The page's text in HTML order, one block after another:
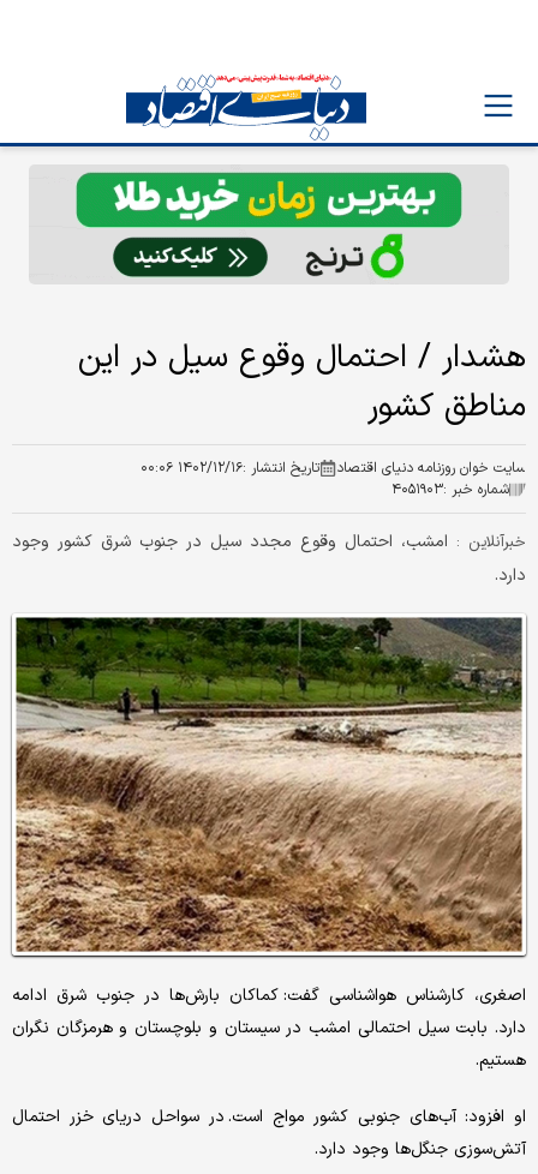
هشدار / احتمال وقوع سیل در این
مناطق کشور
سایت خوان روزنامه دنیای اقتصاد تاریخ انتشار :۱۴۰۲/۱۲/۱۶ ۰۰:۰۶
شماره خبر :۴۰۵۱۹۰۳
خبرآنلاین : امشب، احتمال وقوع مجدد سیل در جنوب شرق کشور وجود
دارد.
اصغری، کارشناس هواشناسی گفت: کماکان بارش‌ها در جنوب شرق ادامه
دارد. بابت سیل احتمالی امشب در سیستان و بلوچستان و هرمزگان نگران
هستیم.
او افزود: آب‌های جنوبی کشور مواج است. در سواحل دریای خزر احتمال
آتش‌سوزی جنگل‌ها وجود دارد.